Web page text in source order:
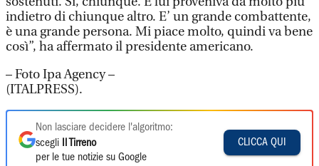
indietro di chiunque altro. E’ un grande combattente,
è una grande persona. Mi piace molto, quindi va bene
così”, ha affermato il presidente americano.
– Foto Ipa Agency –
(ITALPRESS).
Non lasciare decidere l'algoritmo:
scegli
Il Tirreno
per le tue notizie su Google
CLICCA QUI